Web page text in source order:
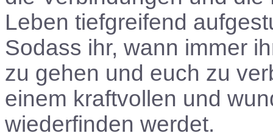
Leben tiefgreifend
Sodass ihr, wann immer
zu gehen und euch zu
einem kraftvollen und
wiederfinden werdet.